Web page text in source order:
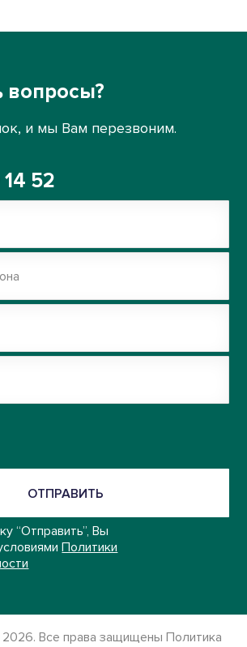
вопросы?
и мы Вам перезвоним.
52
ОТПРАВИТЬ
“Отправить”, Вы
Политики
2026. Все права защищеныПолитика